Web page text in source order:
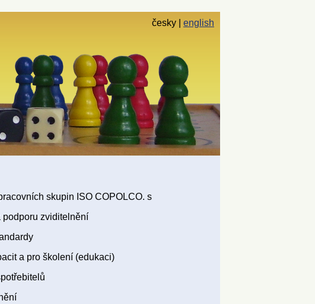
česky english
skupin ISO COPOLCO. s
podporu zviditelnění
a pro školení (edukaci)